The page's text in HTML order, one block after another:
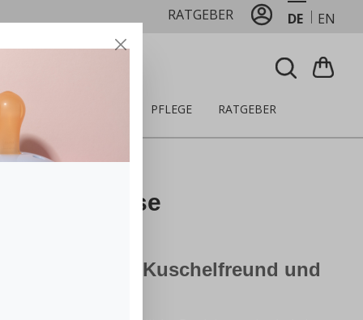
RATGEBER DE EN
PFLEGE RATGEBER
Hase
– der perfekte Kuschelfreund und